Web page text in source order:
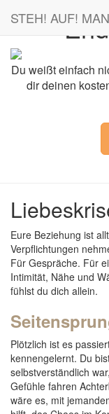
STEH! AUF!
Du weißt einfach
dir deinen
Eure Beziehung ist
Verpflichtungen
Für Gespräche. Für
Intimität, Nähe und
fühlst du dich allein.
Plötzlich ist es
kennengelernt. Du
selbstverständlich
Gefühle fahren
wäre es, mit